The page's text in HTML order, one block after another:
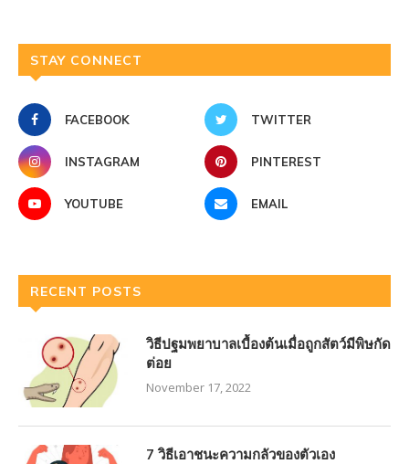
STAY CONNECT
FACEBOOK TWITTER
INSTAGRAM PINTEREST
YOUTUBE EMAIL
RECENT POSTS
วิธีปฐมพยาบาลเบื้องต้นเมื่อถูกสัตว์มีพิษกัด
ต่อย
November 17, 2022
7 วิธีเอาชนะความกลัวของตัวเอง